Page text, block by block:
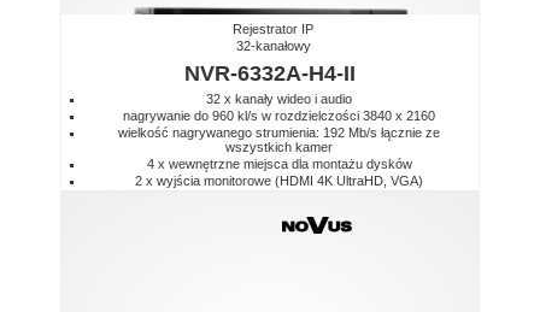
Rejestrator IP
32-kanałowy
NVR-6332A-H4-II
32 x kanały wideo i audio
nagrywanie do 960 kl/s w rozdzielczości 3840 x 2160
wielkość nagrywanego strumienia: 192 Mb/s łącznie ze
wszystkich kamer
4 x wewnętrzne miejsca dla montażu dysków
2 x wyjścia monitorowe (HDMI 4K UltraHD, VGA)